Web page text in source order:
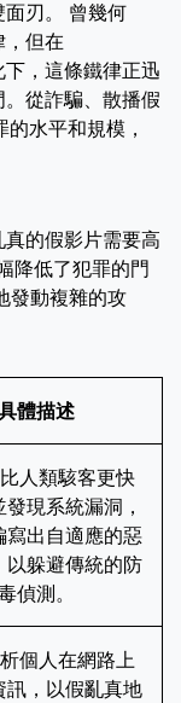
刃。 曾幾何
但在
，這條鐵律正迅
從詐騙、散播假
水平和規模，
的假影片需要高
降低了犯罪的門
發動複雜的攻
體描述
人類駭客更快
現系統漏洞，
寫出自適應的惡
以躲避傳統的防
偵測。
個人在網路上
訊，以假亂真地